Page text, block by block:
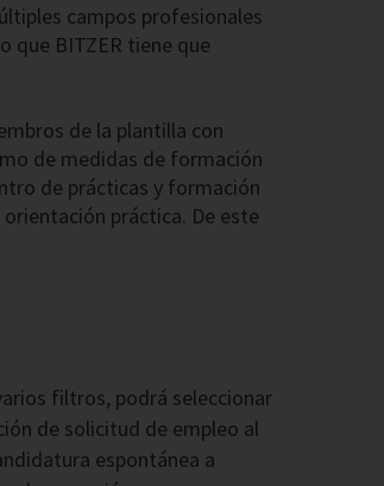
campos profesionales
que BITZER tiene que
de la plantilla con
de medidas de formación
de prácticas y formación
práctica. De este
filtros, podrá seleccionar
de solicitud de empleo al
espontánea a